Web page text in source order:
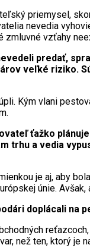
priemysel,
nevedia
zmluvné vzťahy
predať,
veľké riziko.
Kým vlani
ťažko
trhu a vedia
je aj, aby
únie.
doplácali na
než ten, ktorý